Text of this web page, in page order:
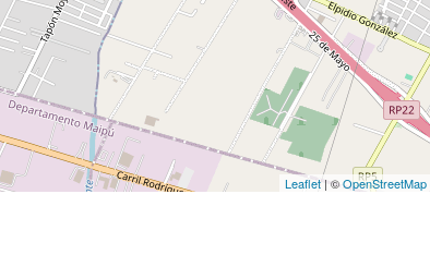
Leaflet| ©OpenStreetMap